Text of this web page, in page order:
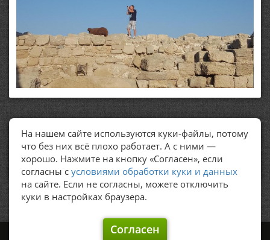
ПОЛЕЗНЫЕ ССЫЛКИ
Политика обработки персональных данных
Graker's, 2009 – 2026.
На нашем сайте используются куки-файлы, потому
что без них всё плохо работает. А с ними —
хорошо. Нажмите на кнопку «Согласен», если
согласны с условиями обработки куки и данных
на сайте. Если не согласны, можете отключить
куки в настройках браузера.
Согласен